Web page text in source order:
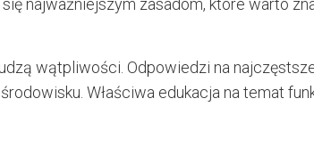
najważniejszym zasadom, które warto
wątpliwości. Odpowiedzi na
Właściwa edukacja na temat